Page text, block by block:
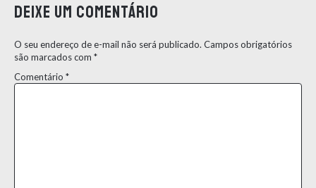
Deixe um comentário
O seu endereço de e-mail não será publicado. Campos obrigatórios
são marcados com *
Comentário *